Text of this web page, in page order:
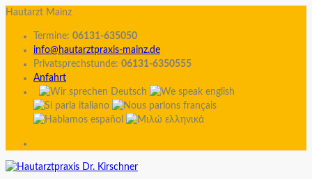
Hautarzt Mainz
Termine: 06131-635050
info@hautarztpraxis-mainz.de
Privatsprechstunde: 06131-6350555
Anfahrt